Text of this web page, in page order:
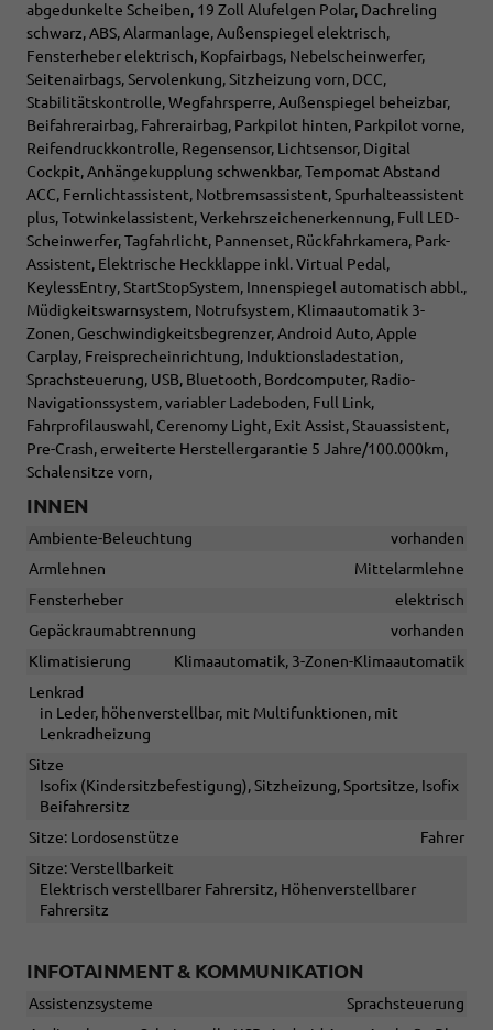
abgedunkelte Scheiben, 19 Zoll Alufelgen Polar, Dachreling
schwarz, ABS, Alarmanlage, Außenspiegel elektrisch,
Fensterheber elektrisch, Kopfairbags, Nebelscheinwerfer,
Seitenairbags, Servolenkung, Sitzheizung vorn, DCC,
Stabilitätskontrolle, Wegfahrsperre, Außenspiegel beheizbar,
Beifahrerairbag, Fahrerairbag, Parkpilot hinten, Parkpilot vorne,
Reifendruckkontrolle, Regensensor, Lichtsensor, Digital
Cockpit, Anhängekupplung schwenkbar, Tempomat Abstand
ACC, Fernlichtassistent, Notbremsassistent, Spurhalteassistent
plus, Totwinkelassistent, Verkehrszeichenerkennung, Full LED-
Scheinwerfer, Tagfahrlicht, Pannenset, Rückfahrkamera, Park-
Assistent, Elektrische Heckklappe inkl. Virtual Pedal,
KeylessEntry, StartStopSystem, Innenspiegel automatisch abbl.,
Müdigkeitswarnsystem, Notrufsystem, Klimaautomatik 3-
Zonen, Geschwindigkeitsbegrenzer, Android Auto, Apple
Carplay, Freisprecheinrichtung, Induktionsladestation,
Sprachsteuerung, USB, Bluetooth, Bordcomputer, Radio-
Navigationssystem, variabler Ladeboden, Full Link,
Fahrprofilauswahl, Cerenomy Light, Exit Assist, Stauassistent,
Pre-Crash, erweiterte Herstellergarantie 5 Jahre/100.000km,
Schalensitze vorn,
INNEN
Ambiente-Beleuchtung
vorhanden
Armlehnen
Mittelarmlehne
Fensterheber
elektrisch
Gepäckraumabtrennung
vorhanden
Klimatisierung
Klimaautomatik, 3-Zonen-Klimaautomatik
Lenkrad
in Leder, höhenverstellbar, mit Multifunktionen, mit
Lenkradheizung
Sitze
Isofix (Kindersitzbefestigung), Sitzheizung, Sportsitze, Isofix
Beifahrersitz
Sitze: Lordosenstütze
Fahrer
Sitze: Verstellbarkeit
Elektrisch verstellbarer Fahrersitz, Höhenverstellbarer
Fahrersitz
INFOTAINMENT & KOMMUNIKATION
Assistenzsysteme
Sprachsteuerung